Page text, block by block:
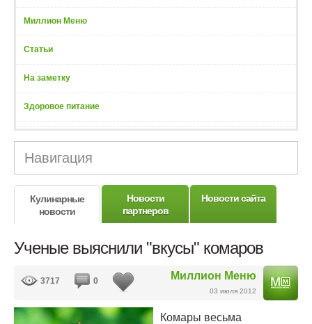
Миллион Меню
Статьи
На заметку
Здоровое питание
Навигация
Кулинарные
новости
Новости
партнеров
Новости сайта
Ученые выяснили "вкусы" комаров
Миллион Меню
03 июля 2012
3717 0
Комары весьма